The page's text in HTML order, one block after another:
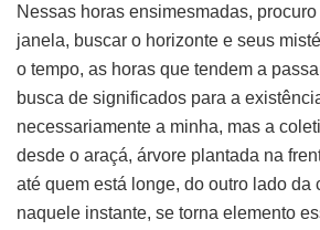
Nessas horas ensimesmadas,
janela, buscar o horizonte e seus
o tempo, as horas que tendem a
busca de significados para a
necessariamente a minha, mas a
desde o araçá, árvore plantada na
até quem está longe, do outro lado da
naquele instante, se torna elemento